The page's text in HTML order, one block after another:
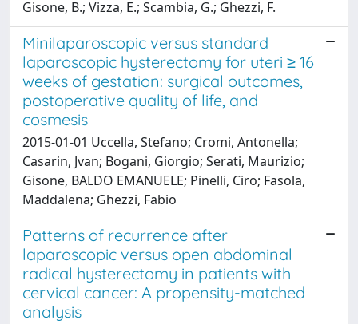
Gisone, B.; Vizza, E.; Scambia, G.; Ghezzi, F.
Minilaparoscopic versus standard
laparoscopic hysterectomy for uteri ≥ 16
weeks of gestation: surgical outcomes,
postoperative quality of life, and
cosmesis
2015-01-01 Uccella, Stefano; Cromi, Antonella;
Casarin, Jvan; Bogani, Giorgio; Serati, Maurizio;
Gisone, BALDO EMANUELE; Pinelli, Ciro; Fasola,
Maddalena; Ghezzi, Fabio
Patterns of recurrence after
laparoscopic versus open abdominal
radical hysterectomy in patients with
cervical cancer: A propensity-matched
analysis